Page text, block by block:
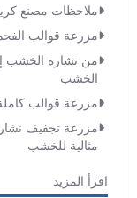
ملاحظات مصنع
مزرعة قوالب
من نشارة الخشب
الخشب
مزرعة قوالب كاملة
مزرعة تجفيف
مثالية للخشب
اقرأ المزيد